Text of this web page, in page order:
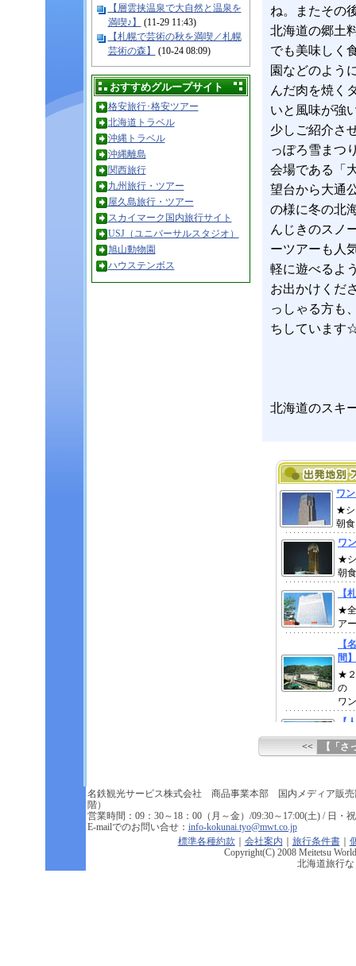
ね。またその
北海道の郷土
でも美味しく
園などのよう
んだ肉を焼く
いと風味が強
少しご紹介さ
っぽろ雪まつ
会場である「
望台から大通
の様に冬の北
んじきのスノ
ーツアーも人
軽に遊べるよ
お出かけくだ
っしゃる方も
ちしています
北海道のスキ
<< 【「
【層雲挟温泉で大自然と温泉を
満喫♪】
(11-29 11:43)
【札幌で芸術の秋を満喫／札幌
芸術の森】
(10-24 08:09)
おすすめグループサイト
格安旅行･格安ツアー
北海道トラベル
沖縄トラベル
沖縄離島
関西旅行
九州旅行・ツアー
屋久島旅行・ツアー
スカイマーク国内旅行サイト
USJ（ユニバーサルスタジオ）
旭山動物園
ハウステンボス
名鉄観光サービス株式会社 商品事業本部 国内メディア販売
階）
営業時間：09：30～18：00（月～金）/09:30～17:00(土) / 日
E-mailでのお問い合せ： info-kokunai.tyo@mwt.co.jp
標準各種約款
会社案内 旅行条件書｜
Copyright(C) 2008 Meitetsu
北海道旅行